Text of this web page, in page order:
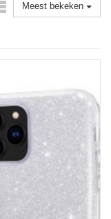
Meest bekeken